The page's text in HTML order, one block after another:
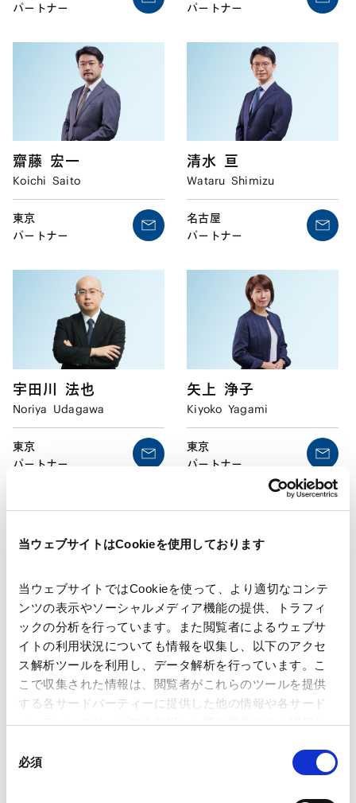
当ウェブサイトはCookieを使用しております
当ウェブサイトではCookieを使って、より適切なコンテ
ンツの表示やソーシャルメディア機能の提供、トラフィ
ックの分析を行っています。また閲覧者によるウェブサ
イトの利用状況についても情報を収集し、以下のアクセ
ス解析ツールを利用し、データ解析を行っています。こ
こで収集された情報は、閲覧者がこれらのツールを提供
する各サードパーティーに提供した他の情報や各サード
パーティーのサービスを使用した際に収集された情報と
ことがあります。
必須
パートナー
パートナー
齋藤 宏一
Koichi Saito
東京
パートナー
清水 亘
Wataru Shimizu
名古屋
パートナー
宇田川 法也
Noriya Udagawa
東京
パートナー
矢上 浄子
Kiyoko Yagami
東京
パートナー
横井 傑
Suguru Yokoi
東京 /
香港
パートナー
中島 真嗣
Masatsugu Nakajima
東京
パートナー